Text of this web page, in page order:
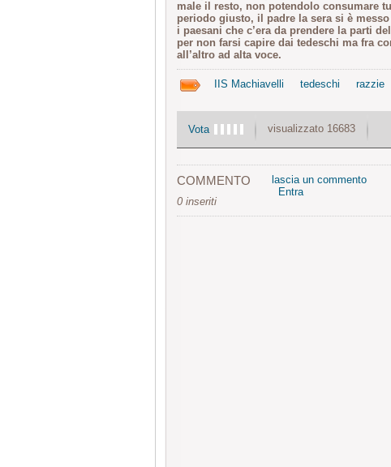
male il resto, non potendolo consumare
periodo giusto, il padre la sera si è
i paesani che c’era da prendere la parti
per non farsi capire dai tedeschi ma fra
all’altro ad alta voce.
IIS Machiavelli tedeschi razzie
Vota visualizzato 16683
COMMENTO
0 inseriti
lascia un commento
Entra